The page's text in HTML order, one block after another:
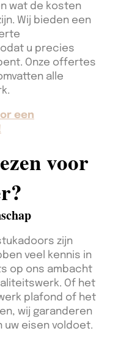
wat de kosten
Wij bieden een
u precies
Onze offertes
alle
een
voor
zijn
veel kennis in
op ons ambacht
Of het
plafond of het
wij garanderen
uw eisen voldoet.